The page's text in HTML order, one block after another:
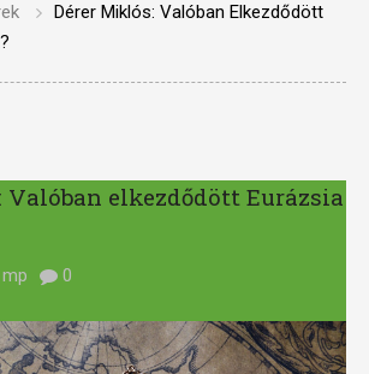
Dérer Miklós: Valóban Elkezdődött
Valóban elkezdődött Eurázsia
mp 0